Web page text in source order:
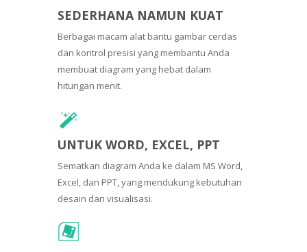
SEDERHANA NAMUN KUAT
Berbagai macam alat bantu gambar cerdas
dan kontrol presisi yang membantu Anda
membuat diagram yang hebat dalam
hitungan menit.
UNTUK WORD, EXCEL, PPT
Sematkan diagram Anda ke dalam MS Word,
Excel, dan PPT, yang mendukung kebutuhan
desain dan visualisasi.